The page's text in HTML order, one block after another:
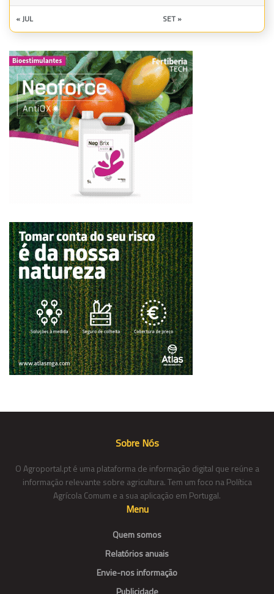
« JUL SET »
Sobre Nós
O Agroportal.pt é uma plataforma de informação digital que reúne a
informação relevante sobre agricultura. Tem um foco na Política
Agrícola Comum e a sua aplicação em Portugal.
Menu
Quem somos
Relatórios anuais
Envie-nos informação